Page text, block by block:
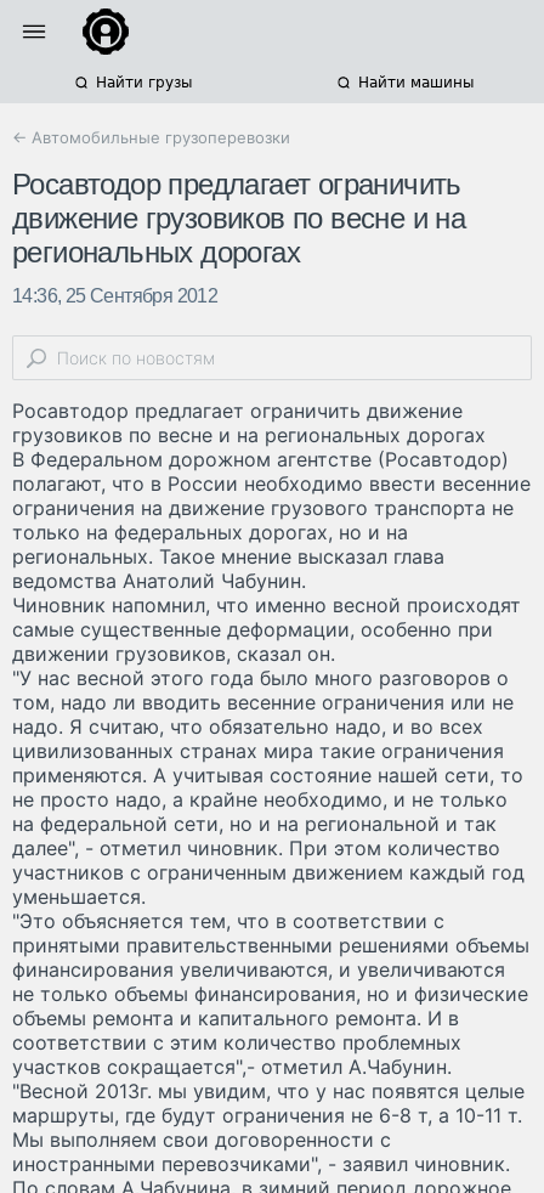
Найти грузы Найти машины
← Автомобильные грузоперевозки
Росавтодор предлагает ограничить
движение грузовиков по весне и на
региональных дорогах
14:36, 25 Сентября 2012
Росавтодор предлагает ограничить движение
грузовиков по весне и на региональных дорогах
В Федеральном дорожном агентстве (Росавтодор)
полагают, что в России необходимо ввести весенние
ограничения на движение грузового транспорта не
только на федеральных дорогах, но и на
региональных. Такое мнение высказал глава
ведомства Анатолий Чабунин.
Чиновник напомнил, что именно весной происходят
самые существенные деформации, особенно при
движении грузовиков, сказал он.
"У нас весной этого года было много разговоров о
том, надо ли вводить весенние ограничения или не
надо. Я считаю, что обязательно надо, и во всех
цивилизованных странах мира такие ограничения
применяются. А учитывая состояние нашей сети, то
не просто надо, а крайне необходимо, и не только
на федеральной сети, но и на региональной и так
далее", - отметил чиновник. При этом количество
участников с ограниченным движением каждый год
уменьшается.
"Это объясняется тем, что в соответствии с
принятыми правительственными решениями объемы
финансирования увеличиваются, и увеличиваются
не только объемы финансирования, но и физические
объемы ремонта и капитального ремонта. И в
соответствии с этим количество проблемных
участков сокращается",- отметил А.Чабунин.
"Весной 2013г. мы увидим, что у нас появятся целые
маршруты, где будут ограничения не 6-8 т, а 10-11 т.
Мы выполняем свои договоренности с
иностранными перевозчиками", - заявил чиновник.